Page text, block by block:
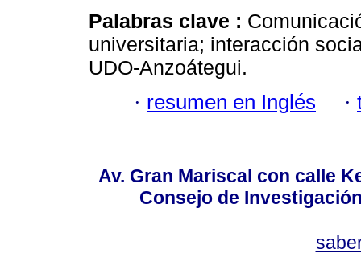
Palabras clave :
universitaria; interacción
UDO-Anzoátegui.
· resumen en Inglés ·
Av. Gran Mariscal con calle
Consejo de